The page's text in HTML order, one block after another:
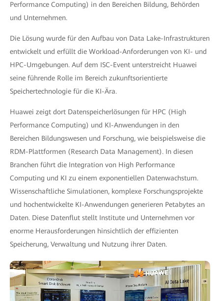
Performance Computing) in den Bereichen Bildung, Behörden
und Unternehmen.
Die Lösung wurde für den Aufbau von Data Lake-Infrastrukturen
entwickelt und erfüllt die Workload-Anforderungen von KI- und
HPC-Umgebungen. Auf dem ISC-Event unterstreicht Huawei
seine führende Rolle im Bereich zukunftsorientierte
Speichertechnologie für die KI-Ära.
Huawei zeigt dort Datenspeicherlösungen für HPC (High
Performance Computing) und KI-Anwendungen in den
Bereichen Bildungswesen und Forschung, wie beispielsweise die
RDM-Plattformen (Research Data Management). In diesen
Branchen führt die Integration von High Performance
Computing und KI zu einem exponentiellen Datenwachstum.
Wissenschaftliche Simulationen, komplexe Forschungsprojekte
und hochentwickelte KI-Anwendungen generieren Petabytes an
Daten. Diese Datenflut stellt Institute und Unternehmen vor
enorme Herausforderungen hinsichtlich der effizienten
Speicherung, Verwaltung und Nutzung ihrer Daten.